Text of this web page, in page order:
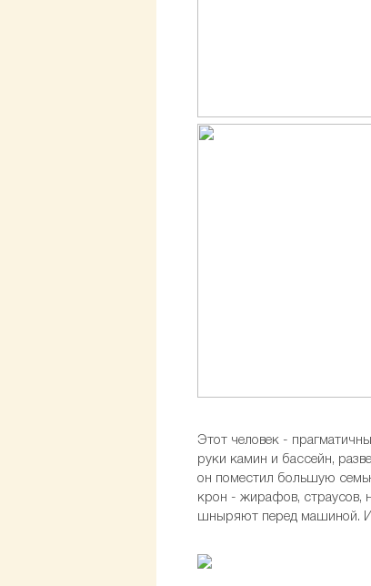
Этот человек -
руки камин и бассейн,
он поместил большую
крон - жирафов, страусов,
шныряют перед машиной. И